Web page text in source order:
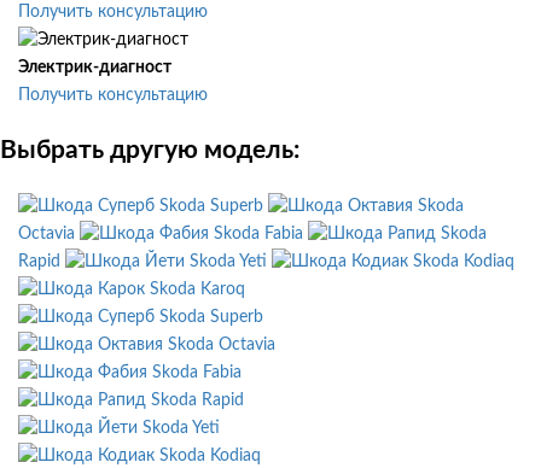
Получить консультацию
Электрик-диагност
Получить консультацию
Выбрать другую модель:
Skoda Superb
Skoda
Octavia
Skoda Fabia
Skoda
Rapid
Skoda Yeti
Skoda Kodiaq
Skoda Karoq
Skoda Superb
Skoda Octavia
Skoda Fabia
Skoda Rapid
Skoda Yeti
Skoda Kodiaq